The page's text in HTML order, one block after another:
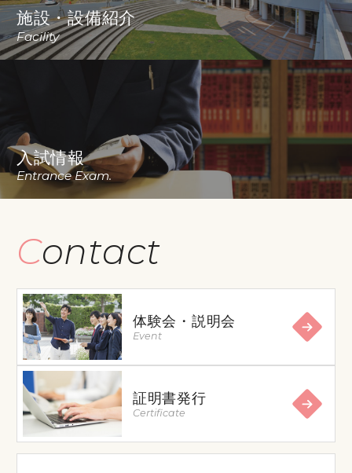
施設・設備紹介
Facility
入試情報
Entrance Exam.
Contact
体験会・説明会
Event
証明書発行
Certificate